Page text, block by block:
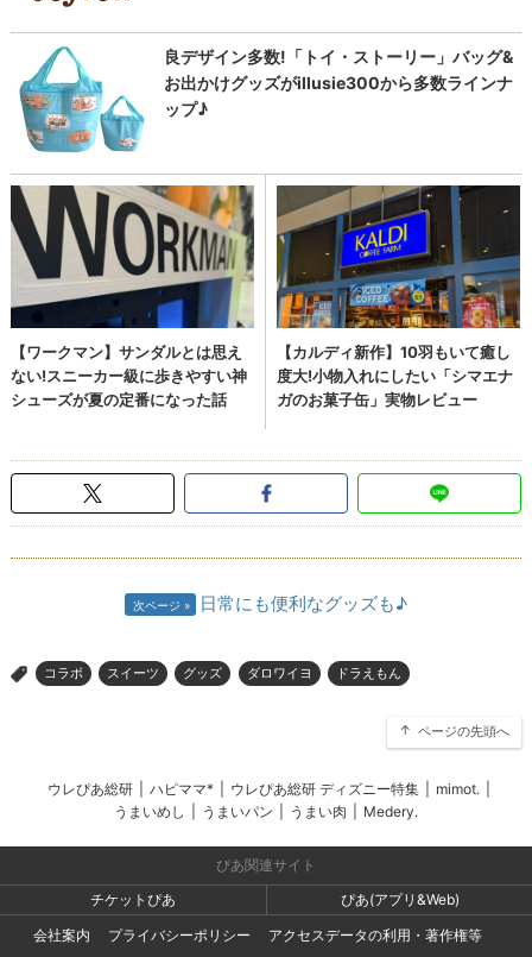
次ページ 日常にも便利なグッズも♪
> コラボ スイーツ グッズ ダロワイヨ ドラえもん
ページの先頭へ
ウレぴあ総研 ハピママ* ウレぴあ総研 ディズニー特集 mimot.
うまいめし
うまいパン うまい肉 Medery.
ぴあ関連サイト
チケットぴあ
ぴあ(アプリ&Web)
会社案内
プライバシーポリシー
アクセスデータの利用・著作権等